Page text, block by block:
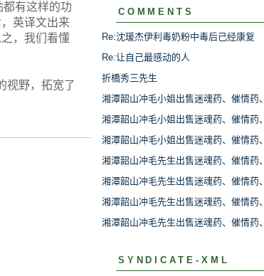
有这样的功
英译文出来
，我们看懂
视野，拓宽了
COMMENTS
Re:沈瑗杰伊利毒奶粉中毒后己经康复
Re:让自己最感动的人
折橋秀三先生
湘潭韶山冲毛小姐出售迷魂药、催情药、
湘潭韶山冲毛小姐出售迷魂药、催情药、
湘潭韶山冲毛小姐出售迷魂药、催情药、
湘潭韶山冲毛先生出售迷魂药、催情药、
湘潭韶山冲毛先生出售迷魂药、催情药、
湘潭韶山冲毛先生出售迷魂药、催情药、
湘潭韶山冲毛先生出售迷魂药、催情药、
SYNDICATE-XML